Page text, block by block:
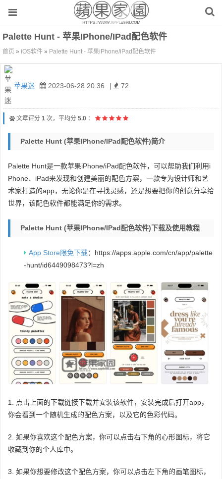
Palette Hunt - 苹果iPhone/iPad配色软件
首页 » iOS软件 » Palette Hunt - 苹果iPhone/iPad配色软件
苹果迷 2023-06-28 20:36 | 72
文章评分 1 次，平均分 5.0 ：
Palette Hunt (苹果iPhone/iPad配色软件)简介
Palette Hunt是一款苹果iPhone/iPad配色软件，可以帮助我们利用i
Phone、iPad来发现和创建美丽的配色方案，一款专为设计师和艺
术家打造的app，无论你是在寻找灵感，还是想要把你的创意分享给
世界，该配色软件都能满足你的需求。
Palette Hunt (苹果iPhone/iPad配色软件)下载及使用教程
App Store限免下载：https://apps.apple.com/cn/app/palette
-hunt/id6449098473?l=zh
1. 点击上面的下载链接下载并安装该软件，安装完成后打开app，
你会看到一个随机生成的配色方案，以及它的色彩代码。
2. 如果你喜欢这个配色方案，你可以点击右下角的心形图标，将它
收藏到你的个人库中。
3. 如果你想要修改这个配色方案，你可以点击左下角的画笔图标，